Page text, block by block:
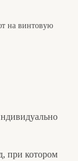
на винтовую
при котором